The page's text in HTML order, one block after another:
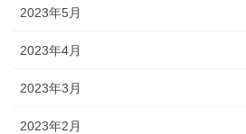
2023年5月
2023年4月
2023年3月
2023年2月